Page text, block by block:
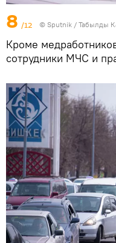
8 /12 © Sputnik / Табылды
Кроме
сотрудники МЧС и